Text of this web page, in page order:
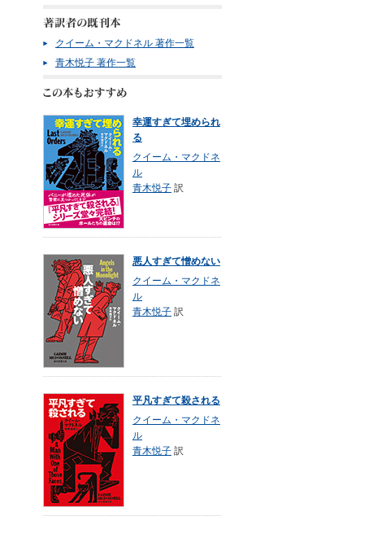
クイーム・マクドネル 著作一覧
青木悦子 著作一覧
幸運すぎて埋められ
る
クイーム・マクドネ
ル
青木悦子 訳
悪人すぎて憎めない
クイーム・マクドネ
ル
青木悦子 訳
平凡すぎて殺される
クイーム・マクドネ
ル
青木悦子 訳